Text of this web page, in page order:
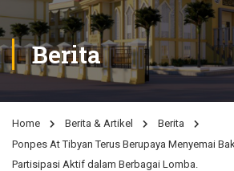
Berita
Home Berita & Artikel
Berita
Ponpes At Tibyan Terus Berupaya Menyemai
Partisipasi Aktif dalam Berbagai Lomba.